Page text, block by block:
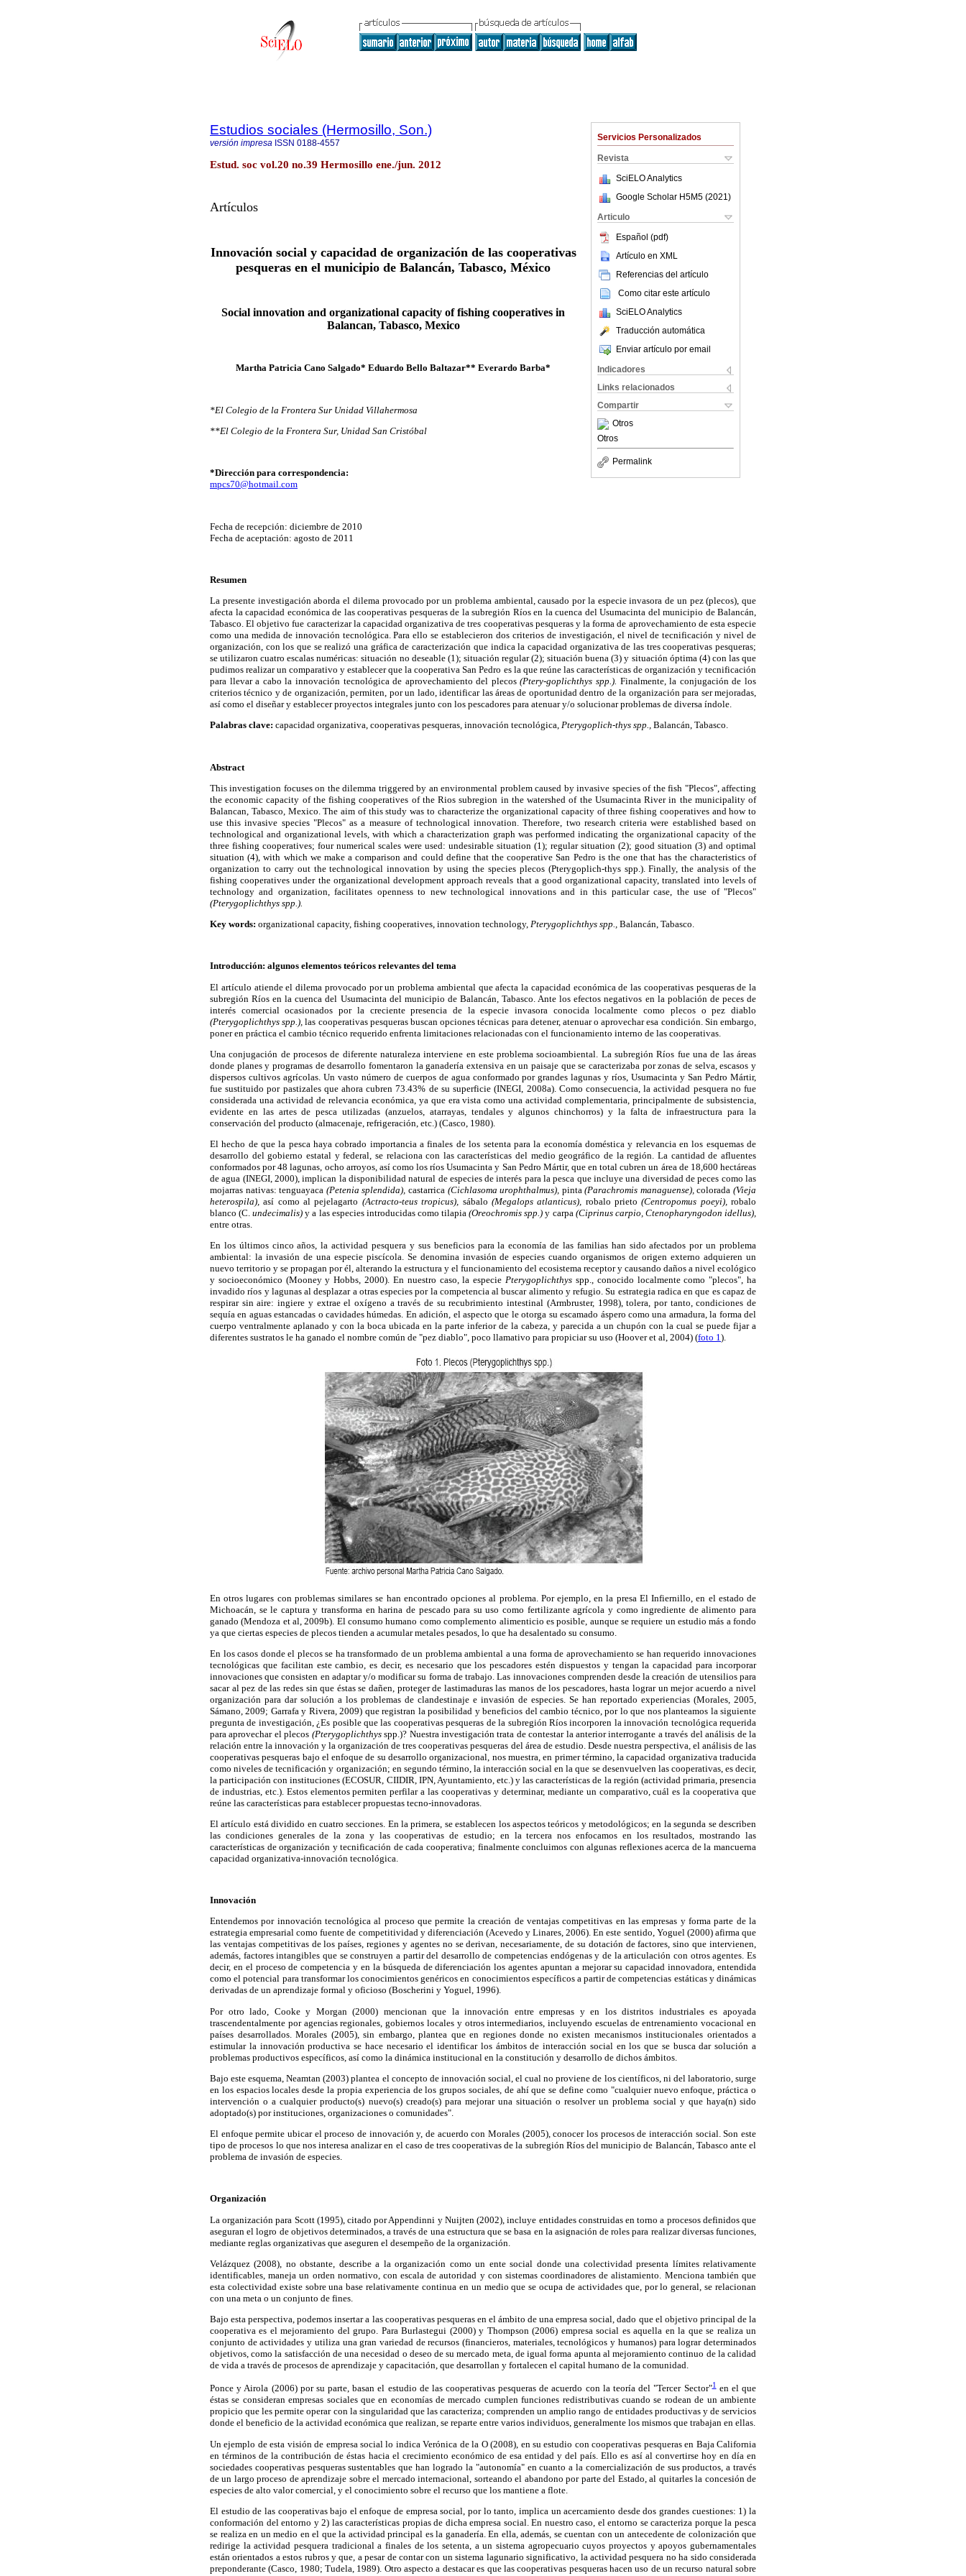
Servicios Personalizados
Revista
SciELO Analytics
Google Scholar H5M5 (2021 )
Articulo
Español (pdf)
Artículo en XML
Referencias del artículo
Como citar este artículo
SciELO Analytics
Traducción automática
Enviar artículo por email
Indicadores
Links relacionados
Compartir
Otros
Otros
Permalink
Estudios sociales (Hermosillo, Son.)
versión impresa ISSN 0188-4557
Estud. soc vol.20 no.39 Hermosillo ene./jun. 2012
Artículos
Innovación social y capacidad de organización de las cooperativas
pesqueras en el municipio de Balancán, Tabasco, México
Social innovation and organizational capacity of fishing cooperatives in
Balancan, Tabasco, Mexico
Martha Patricia Cano Salgado* Eduardo Bello Baltazar** Everardo Barba*
*El Colegio de la Frontera Sur Unidad Villahermosa
**El Colegio de la Frontera Sur, Unidad San Cristóbal
*Dirección para correspondencia:
mpcs70@hotmail.com
Fecha de recepción: diciembre de 2010
Fecha de aceptación: agosto de 2011
Resumen
La presente investigación aborda el dilema provocado por un problema ambiental, causado por la especie invasora de un pez (plecos), que
afecta la capacidad económica de las cooperativas pesqueras de la subregión Ríos en la cuenca del Usumacinta del municipio de Balancán,
Tabasco. El objetivo fue caracterizar la capacidad organizativa de tres cooperativas pesqueras y la forma de aprovechamiento de esta especie
como una medida de innovación tecnológica. Para ello se establecieron dos criterios de investigación, el nivel de tecnificación y nivel de
organización, con los que se realizó una gráfica de caracterización que indica la capacidad organizativa de las tres cooperativas pesqueras;
se utilizaron cuatro escalas numéricas: situación no deseable (1); situación regular (2); situación buena (3) y situación óptima (4) con las que
pudimos realizar un comparativo y establecer que la cooperativa San Pedro es la que reúne las características de organización y tecnificación
para llevar a cabo la innovación tecnológica de aprovechamiento del plecos(Ptery-goplichthys spp.). Finalmente, la conjugación de los
criterios técnico y de organización, permiten, por un lado, identificar las áreas de oportunidad dentro de la organización para ser mejoradas,
así como el diseñar y establecer proyectos integrales junto con los pescadores para atenuar y/o solucionar problemas de diversa índole.
Palabras clave: capacidad organizativa, cooperativas pesqueras, innovación tecnológica, Pterygoplich-thys spp., Balancán, Tabasco.
Abstract
This investigation focuses on the dilemma triggered by an environmental problem caused by invasive species of the fish "Plecos", affecting
the economic capacity of the fishing cooperatives of the Rios subregion in the watershed of the Usumacinta River in the municipality of
Balancan, Tabasco, Mexico. The aim of this study was to characterize the organizational capacity of three fishing cooperatives and how to
use this invasive species "Plecos" as a measure of technological innovation. Therefore, two research criteria were established based on
technological and organizational levels, with which a characterization graph was performed indicating the organizational capacity of the
three fishing cooperatives; four numerical scales were used: undesirable situation (1); regular situation (2); good situation (3) and optimal
situation (4), with which we make a comparison and could define that the cooperative San Pedro is the one that has the characteristics of
organization to carry out the technological innovation by using the species plecos (Pterygoplich-thys spp.). Finally, the analysis of the
fishing cooperatives under the organizational development approach reveals that a good organizational capacity, translated into levels of
technology and organization, facilitates openness to new technological innovations and in this particular case, the use of "Plecos"
(Pterygoplichthys spp.).
Key words: organizational capacity, fishing cooperatives, innovation technology, Pterygoplichthys spp., Balancán, Tabasco.
Introducción: algunos elementos teóricos relevantes del tema
El artículo atiende el dilema provocado por un problema ambiental que afecta la capacidad económica de las cooperativas pesqueras de la
subregión Ríos en la cuenca del Usumacinta del municipio de Balancán, Tabasco. Ante los efectos negativos en la población de peces de
interés comercial ocasionados por la creciente presencia de la especie invasora conocida localmente como plecos o pez diablo
(Pterygoplichthys spp.), las cooperativas pesqueras buscan opciones técnicas para detener, atenuar o aprovechar esa condición. Sin embargo,
poner en práctica el cambio técnico requerido enfrenta limitaciones relacionadas con el funcionamiento interno de las cooperativas.
Una conjugación de procesos de diferente naturaleza interviene en este problema socioambiental. La subregión Ríos fue una de las áreas
donde planes y programas de desarrollo fomentaron la ganadería extensiva en un paisaje que se caracterizaba por zonas de selva, escasos y
dispersos cultivos agrícolas. Un vasto número de cuerpos de agua conformado por grandes lagunas y ríos, Usumacinta y San Pedro Mártir,
fue sustituido por pastizales que ahora cubren 73.43% de su superficie (INEGI, 2008a). Como consecuencia, la actividad pesquera no fue
considerada una actividad de relevancia económica, ya que era vista como una actividad complementaria, principalmente de subsistencia,
evidente en las artes de pesca utilizadas (anzuelos, atarrayas, tendales y algunos chinchorros) y la falta de infraestructura para la
conservación del producto (almacenaje, refrigeración, etc.) (Casco, 1980).
El hecho de que la pesca haya cobrado importancia a finales de los setenta para la economía doméstica y relevancia en los esquemas de
desarrollo del gobierno estatal y federal, se relaciona con las características del medio geográfico de la región. La cantidad de afluentes
conformados por 48 lagunas, ocho arroyos, así como los ríos Usumacinta y San Pedro Mártir, que en total cubren un área de 18,600 hectáreas
de agua (INEGI, 2000), implican la disponibilidad natural de especies de interés para la pesca que incluye una diversidad de peces como las
mojarras nativas: tenguayaca (Petenia splendida), castarrica (Cichlasoma urophthalmus), pinta(Parachromis managuense), colorada(Vieja
heterospila), así como al pejelagarto (Actracto-teus tropicus), sábalo (Megalops atlanticus), robalo prieto(Centropomus poeyi), robalo
blanco (C.undecimalis) y a las especies introducidas como tilapia(Oreochromis spp.) y carpa (Ciprinus carpio, Ctenopharyngodon idellus),
entre otras.
En los últimos cinco años, la actividad pesquera y sus beneficios para la economía de las familias han sido afectados por un problema
ambiental: la invasión de una especie piscícola. Se denomina invasión de especies cuando organismos de origen externo adquieren un
nuevo territorio y se propagan por él, alterando la estructura y el funcionamiento del ecosistema receptor y causando daños a nivel ecológico
y socioeconómico (Mooney y Hobbs, 2000). En nuestro caso, la especiePterygoplichthys spp., conocido localmente como "plecos", ha
invadido ríos y lagunas al desplazar a otras especies por la competencia al buscar alimento y refugio. Su estrategia radica en que es capaz de
respirar sin aire: ingiere y extrae el oxígeno a través de su recubrimiento intestinal (Armbruster, 1998), tolera, por tanto, condiciones de
sequía en aguas estancadas o cavidades húmedas. En adición, el aspecto que le otorga su escamado áspero como una armadura, la forma del
cuerpo ventralmente aplanado y con la boca ubicada en la parte inferior de la cabeza, y parecida a un chupón con la cual se puede fijar a
diferentes sustratos le ha ganado el nombre común de "pez diablo", poco llamativo para propiciar su uso (Hoover et al, 2004) (foto 1).
En otros lugares con problemas similares se han encontrado opciones al problema. Por ejemplo, en la presa El Infiernillo, en el estado de
Michoacán, se le captura y transforma en harina de pescado para su uso como fertilizante agrícola y como ingrediente de alimento para
ganado (Mendoza et al, 2009b). El consumo humano como complemento alimenticio es posible, aunque se requiere un estudio más a fondo
ya que ciertas especies de plecos tienden a acumular metales pesados, lo que ha desalentado su consumo.
En los casos donde el plecos se ha transformado de un problema ambiental a una forma de aprovechamiento se han requerido innovaciones
tecnológicas que facilitan este cambio, es decir, es necesario que los pescadores estén dispuestos y tengan la capacidad para incorporar
innovaciones que consisten en adaptar y/o modificar su forma de trabajo. Las innovaciones comprenden desde la creación de utensilios para
sacar al pez de las redes sin que éstas se dañen, proteger de lastimaduras las manos de los pescadores, hasta lograr un mejor acuerdo a nivel
organización para dar solución a los problemas de clandestinaje e invasión de especies. Se han reportado experiencias (Morales, 2005,
Sámano, 2009; Garrafa y Rivera, 2009) que registran la posibilidad y beneficios del cambio técnico, por lo que nos planteamos la siguiente
pregunta de investigación, ¿Es posible que las cooperativas pesqueras de la subregión Ríos incorporen la innovación tecnológica requerida
para aprovechar el plecos (Pterygoplichthysspp.)? Nuestra investigación trata de contestar la anterior interrogante a través del análisis de la
relación entre la innovación y la organización de tres cooperativas pesqueras del área de estudio. Desde nuestra perspectiva, el análisis de las
cooperativas pesqueras bajo el enfoque de su desarrollo organizacional, nos muestra, en primer término, la capacidad organizativa traducida
como niveles de tecnificación y organización; en segundo término, la interacción social en la que se desenvuelven las cooperativas, es decir,
la participación con instituciones (ECOSUR, CIIDIR, IPN, Ayuntamiento, etc.) y las características de la región (actividad primaria, presencia
de industrias, etc.). Estos elementos permiten perfilar a las cooperativas y determinar, mediante un comparativo, cuál es la cooperativa que
reúne las características para establecer propuestas tecno-innovadoras.
El artículo está dividido en cuatro secciones. En la primera, se establecen los aspectos teóricos y metodológicos; en la segunda se describen
las condiciones generales de la zona y las cooperativas de estudio; en la tercera nos enfocamos en los resultados, mostrando las
características de organización y tecnificación de cada cooperativa; finalmente concluimos con algunas reflexiones acerca de la mancuerna
capacidad organizativa-innovación tecnológica.
Innovación
Entendemos por innovación tecnológica al proceso que permite la creación de ventajas competitivas en las empresas y forma parte de la
estrategia empresarial como fuente de competitividad y diferenciación (Acevedo y Linares, 2006). En este sentido, Yoguel (2000) afirma que
las ventajas competitivas de los países, regiones y agentes no se derivan, necesariamente, de su dotación de factores, sino que intervienen,
además, factores intangibles que se construyen a partir del desarrollo de competencias endógenas y de la articulación con otros agentes. Es
decir, en el proceso de competencia y en la búsqueda de diferenciación los agentes apuntan a mejorar su capacidad innovadora, entendida
como el potencial para transformar los conocimientos genéricos en conocimientos específicos a partir de competencias estáticas y dinámicas
derivadas de un aprendizaje formal y oficioso (Boscherini y Yoguel, 1996).
Por otro lado, Cooke y Morgan (2000) mencionan que la innovación entre empresas y en los distritos industriales es apoyada
trascendentalmente por agencias regionales, gobiernos locales y otros intermediarios, incluyendo escuelas de entrenamiento vocacional en
países desarrollados. Morales (2005), sin embargo, plantea que en regiones donde no existen mecanismos institucionales orientados a
estimular la innovación productiva se hace necesario el identificar los ámbitos de interacción social en los que se busca dar solución a
problemas productivos específicos, así como la dinámica institucional en la constitución y desarrollo de dichos ámbitos.
Bajo este esquema, Neamtan (2003) plantea el concepto de innovación social, el cual no proviene de los científicos, ni del laboratorio, surge
en los espacios locales desde la propia experiencia de los grupos sociales, de ahí que se define como "cualquier nuevo enfoque, práctica o
intervención o a cualquier producto(s) nuevo(s) creado(s) para mejorar una situación o resolver un problema social y que haya(n) sido
adoptado(s) por instituciones, organizaciones o comunidades".
El enfoque permite ubicar el proceso de innovación y, de acuerdo con Morales (2005), conocer los procesos de interacción social. Son este
tipo de procesos lo que nos interesa analizar en el caso de tres cooperativas de la subregión Ríos del municipio de Balancán, Tabasco ante el
problema de invasión de especies.
Organización
La organización para Scott (1995), citado por Appendinni y Nuijten (2002), incluye entidades construidas en torno a procesos definidos que
aseguran el logro de objetivos determinados, a través de una estructura que se basa en la asignación de roles para realizar diversas funciones,
mediante reglas organizativas que aseguren el desempeño de la organización.
Velázquez (2008), no obstante, describe a la organización como un ente social donde una colectividad presenta límites relativamente
identificables, maneja un orden normativo, con escala de autoridad y con sistemas coordinadores de alistamiento. Menciona también que
esta colectividad existe sobre una base relativamente continua en un medio que se ocupa de actividades que, por lo general, se relacionan
con una meta o un conjunto de fines.
Bajo esta perspectiva, podemos insertar a las cooperativas pesqueras en el ámbito de una empresa social, dado que el objetivo principal de la
cooperativa es el mejoramiento del grupo. Para Burlastegui (2000) y Thompson (2006) empresa social es aquella en la que se realiza un
conjunto de actividades y utiliza una gran variedad de recursos (financieros, materiales, tecnológicos y humanos) para lograr determinados
objetivos, como la satisfacción de una necesidad o deseo de su mercado meta, de igual forma apunta al mejoramiento continuo de la calidad
de vida a través de procesos de aprendizaje y capacitación, que desarrollan y fortalecen el capital humano de la comunidad.
Ponce y Airola (2006) por su parte, basan el estudio de las cooperativas pesqueras de acuerdo con la teoría del "Tercer Sector"1en el que
éstas se consideran empresas sociales que en economías de mercado cumplen funciones redistributivas cuando se rodean de un ambiente
propicio que les permite operar con la singularidad que las caracteriza; comprenden un amplio rango de entidades productivas y de servicios
donde el beneficio de la actividad económica que realizan, se reparte entre varios individuos, generalmente los mismos que trabajan en ellas.
Un ejemplo de esta visión de empresa social lo indica Verónica de la O (2008), en su estudio con cooperativas pesqueras en Baja California
en términos de la contribución de éstas hacia el crecimiento económico de esa entidad y del país. Ello es así al convertirse hoy en día en
sociedades cooperativas pesqueras sustentables que han logrado la "autonomía" en cuanto a la comercialización de sus productos, a través
de un largo proceso de aprendizaje sobre el mercado internacional, sorteando el abandono por parte del Estado, al quitarles la concesión de
especies de alto valor comercial, y el conocimiento sobre el recurso que los mantiene a flote.
El estudio de las cooperativas bajo el enfoque de empresa social, por lo tanto, implica un acercamiento desde dos grandes cuestiones: 1) la
conformación del entorno y 2) las características propias de dicha empresa social. En nuestro caso, el entorno se caracteriza porque la pesca
se realiza en un medio en el que la actividad principal es la ganadería. En ella, además, se cuentan con un antecedente de colonización que
redirige la actividad pesquera tradicional a finales de los setenta, a un sistema agropecuario cuyos proyectos y apoyos gubernamentales
están orientados a estos rubros y que, a pesar de contar con un sistema lagunario significativo, la actividad pesquera no ha sido considerada
preponderante (Casco, 1980; Tudela, 1989). Otro aspecto a destacar es que las cooperativas pesqueras hacen uso de un recurso natural sobre